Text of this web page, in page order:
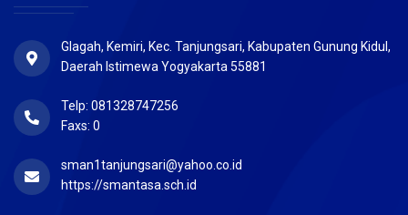
Glagah, Kemiri, Kec. Tanjungsari, Kabupaten Gunung Kidul,
Daerah Istimewa Yogyakarta 55881
Telp: 081328747256
Faxs: 0
sman1tanjungsari@yahoo.co.id
https://smantasa.sch.id